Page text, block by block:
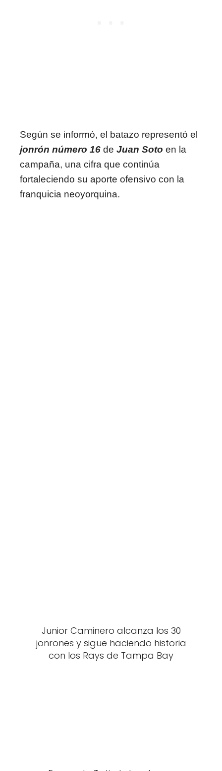
Según se informó, el batazo representó el
jonrón número 16 de Juan Soto en la
campaña, una cifra que continúa
fortaleciendo su aporte ofensivo con la
franquicia neoyorquina.
Junior Caminero alcanza los 30
jonrones y sigue haciendo historia
con los Rays de Tampa Bay